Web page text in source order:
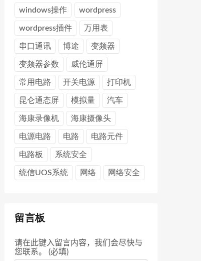
windows操作 wordpress
wordpress插件 万用表
串口通讯 博途 变频器
变频器参数 威伦通屏
常用电路 开关电源 打印机
昆仑通态屏 模拟量 汽车
海康录像机 海康摄像头
电源电路 电路 电路元件
电路板 系统安全
统信UOS系统 网络 网络安全
留言板
请在此键入留言内容，我们会尽快与
您联系。 (必填)